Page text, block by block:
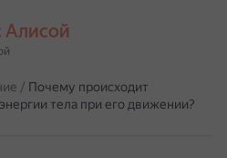
Алисой
/ Почему происходит
тела при его движении?